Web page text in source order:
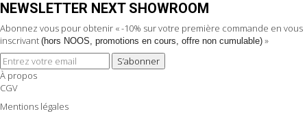
NEWSLETTER NEXT SHOWROOM
Abonnez vous pour obtenir « -10% sur votre première commande en vous
inscrivant (hors NOOS, promotions en cours, offre non cumulable) »
S’abonner
À propos
CGV
Mentions légales